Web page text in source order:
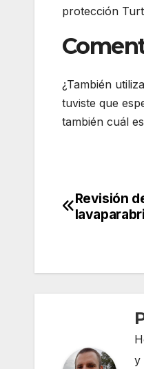
protección
¿También
tuviste que
también cuál
Revisión
y